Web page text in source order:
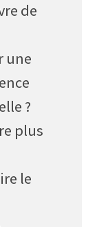
de
une
?
plus
le